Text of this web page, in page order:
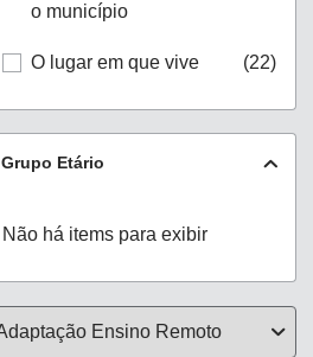
o município
O lugar em que vive (22)
Grupo Etário
Não há items para exibir